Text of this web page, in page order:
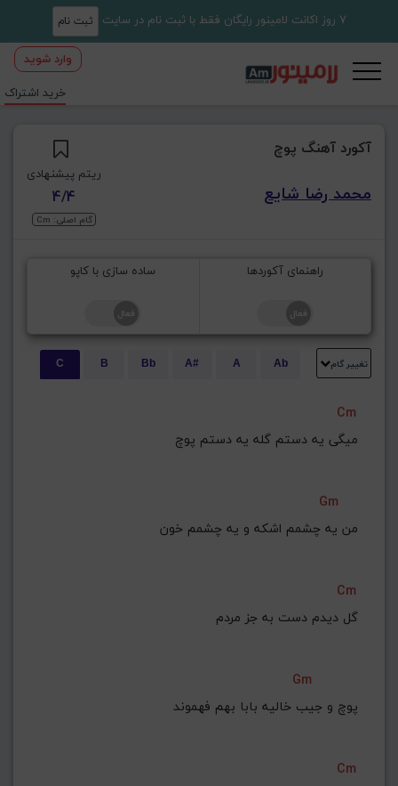
7 روز اکانت لامینور رایگان فقط با ثبت نام در سایت ثبت نام
وارد شوید
خرید اشتراک
آکورد آهنگ پوچ
محمد رضا شایع
ریتم پیشنهادی
4/4
گام اصلی: Cm
راهنمای آکوردها ساده سازی با کاپو
تغییر گام Ab
A
A#
Bb
B
C
Cm
میگی یه دستم گله یه دستم پوچ
Gm
من یه چشمم اشکه و یه چشمم خون
Cm
گل دیدم دست به جز مردم
Gm
پوچ و جیب خالیه بابا بهم فهموند
Cm